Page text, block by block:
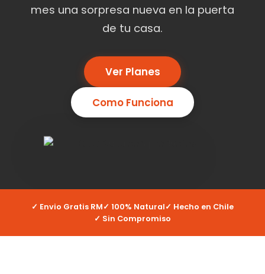
mes una sorpresa nueva en la puerta
de tu casa.
Ver Planes
Como Funciona
✓ Envio Gratis RM✓ 100% Natural✓ Hecho en Chile
✓ Sin Compromiso